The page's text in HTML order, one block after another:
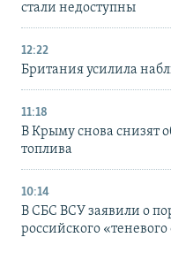
стали недоступны
12:22
Британия усилила
11:18
В Крыму снова снизят
топлива
10:14
В СБС ВСУ заявили о
российского